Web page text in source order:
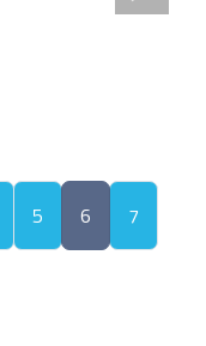
5 6
7